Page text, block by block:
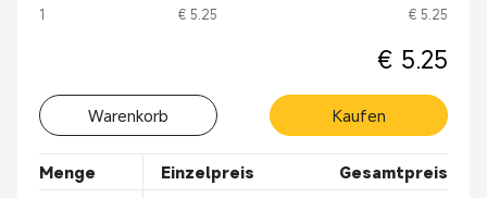
1
€ 5.25
€ 5.25
€ 5.25
Warenkorb Kaufen
Menge Einzelpreis Gesamtpreis